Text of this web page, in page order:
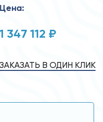
Цена:
1 347 112 ₽
ЗАКАЗАТЬ В ОДИН КЛИК